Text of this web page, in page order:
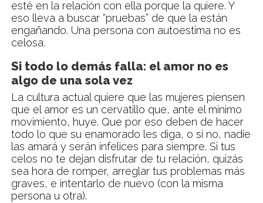
esté en la relación con ella porque la quiere. Y
eso lleva a buscar “pruebas” de que la están
engañando. Una persona con autoestima no es
celosa.
Si todo lo demás falla: el amor no es
algo de una sola vez
La cultura actual quiere que las mujeres piensen
que el amor es un cervatillo que, ante el mínimo
movimiento, huye. Que por eso deben de hacer
todo lo que su enamorado les diga, o si no, nadie
las amará y serán infelices para siempre. Si tus
celos no te dejan disfrutar de tu relación, quizás
sea hora de romper, arreglar tus problemas más
graves, e intentarlo de nuevo (con la misma
persona u otra).